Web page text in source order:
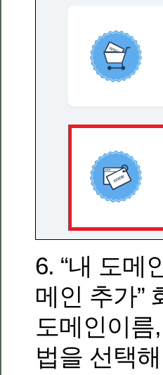
6. “내 도메
메인 추가”
도메인이
법을 선택